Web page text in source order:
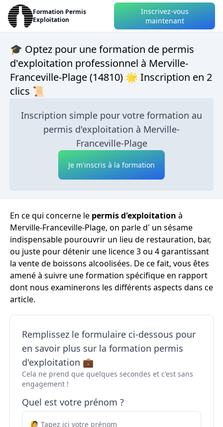
Formation Permis
Exploitation
Inscrivez-vous
maintenant
🎓 Optez pour une formation de permis
d'exploitation professionnel à Merville-
Franceville-Plage (14810) 🌟 Inscription en 2
clics 📜
Inscription simple pour votre formation au
permis d'exploitation à Merville-
Franceville-Plage
Je m'inscris à la formation
En ce qui concerne le permis d'exploitation à
Merville-Franceville-Plage, on parle d' un sésame
indispensable pourouvrir un lieu de restauration, bar,
ou juste pour détenir une licence 3 ou 4 garantissant
la vente de boissons alcoolisées. De ce fait, vous êtes
amené à suivre une formation spécifique en rapport
dont nous examinerons les différents aspects dans ce
article.
Remplissez le formulaire ci-dessous pour
en savoir plus sur la formation permis
d'exploitation 💼
Cela ne prend que quelques secondes et c'est sans
engagement !
Quel est votre prénom ?